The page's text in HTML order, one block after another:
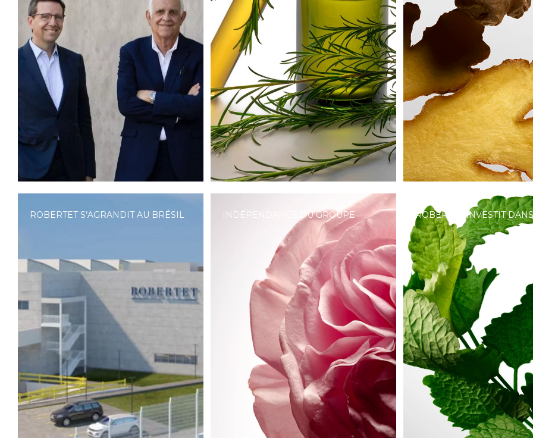
ROBERTET S’AGRANDIT AU BRÉSIL INDÉPENDANCE DU GROUPE ROBERTET INVESTIT